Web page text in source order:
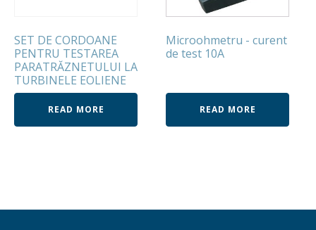
SET DE CORDOANE
PENTRU TESTAREA
PARATRĂZNETULUI LA
TURBINELE EOLIENE
READ MORE
Microohmetru - curent
de test 10A
READ MORE